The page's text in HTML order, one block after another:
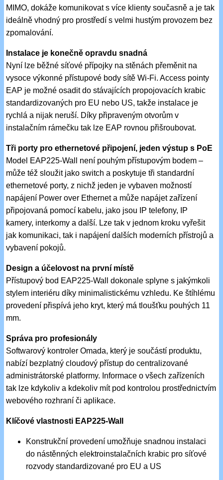
MIMO, dokáže komunikovat s více klienty současně a je tak
ideálně vhodný pro prostředí s velmi hustým provozem bez
zpomalování.
Instalace je konečně opravdu snadná
Nyní lze běžné síťové přípojky na stěnách přeměnit na
vysoce výkonné přístupové body sítě Wi-Fi. Access pointy
EAP je možné osadit do stávajících propojovacích krabic
standardizovaných pro EU nebo US, takže instalace je
rychlá a nijak neruší. Díky připraveným otvorům v
instalačním rámečku tak lze EAP rovnou přišroubovat.
Tři porty pro ethernetové připojení, jeden výstup s PoE
Model EAP225-Wall není pouhým přístupovým bodem –
může též sloužit jako switch a poskytuje tři standardní
ethernetové porty, z nichž jeden je vybaven možností
napájení Power over Ethernet a může napájet zařízení
připojovaná pomocí kabelu, jako jsou IP telefony, IP
kamery, interkomy a další. Lze tak v jednom kroku vyřešit
jak komunikaci, tak i napájení dalších moderních přístrojů a
vybavení pokojů.
Design a účelovost na první místě
Přístupový bod EAP225-Wall dokonale splyne s jakýmkoli
stylem interiéru díky minimalistickému vzhledu. Ke štíhlému
provedení přispívá jeho kryt, který má tloušťku pouhých 11
mm.
Správa pro profesionály
Softwarový kontroler Omada, který je součástí produktu,
nabízí bezplatný cloudový přístup do centralizované
administrátorské platformy. Informace o všech zařízeních
tak lze kdykoliv a kdekoliv mít pod kontrolou prostřednictvím
webového rozhraní či aplikace.
Klíčové vlastnosti EAP225-Wall
Konstrukční provedení umožňuje snadnou instalaci
do nástěnných elektroinstalačních krabic pro síťové
rozvody standardizované pro EU a US